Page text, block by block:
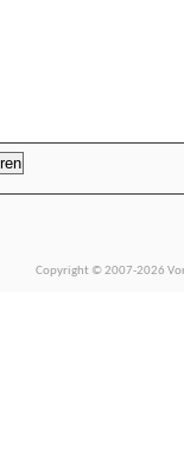
Copyright © 2007-2026